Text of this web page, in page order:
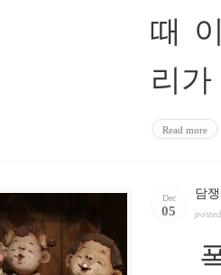
때
리
Read more
Dec
05
담
폭